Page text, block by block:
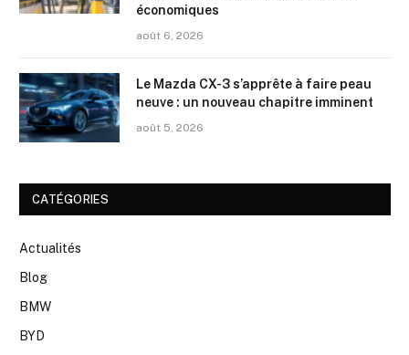
économiques
août 6, 2026
Le Mazda CX-3 s’apprête à faire peau
neuve : un nouveau chapitre imminent
août 5, 2026
CATÉGORIES
Actualités
Blog
BMW
BYD